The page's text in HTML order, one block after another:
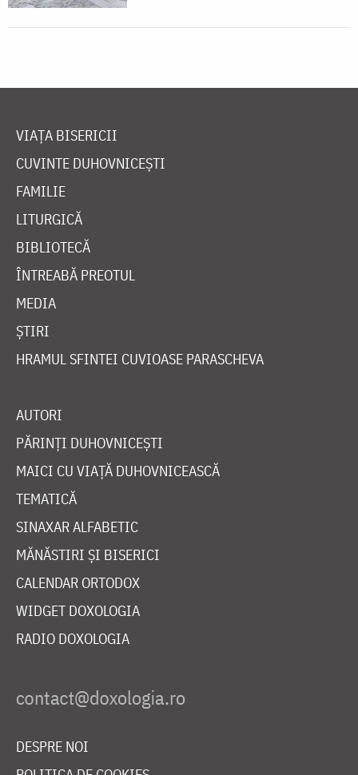
VIAȚA BISERICII
CUVINTE DUHOVNICEȘTI
FAMILIE
LITURGICĂ
BIBLIOTECĂ
ÎNTREABĂ PREOTUL
MEDIA
ȘTIRI
HRAMUL SFINTEI CUVIOASE PARASCHEVA
AUTORI
PĂRINȚI DUHOVNICEȘTI
MAICI CU VIAȚĂ DUHOVNICEASCĂ
TEMATICĂ
SINAXAR ALFABETIC
MĂNĂSTIRI ȘI BISERICI
CALENDAR ORTODOX
WIDGET DOXOLOGIA
RADIO DOXOLOGIA
DESPRE NOI